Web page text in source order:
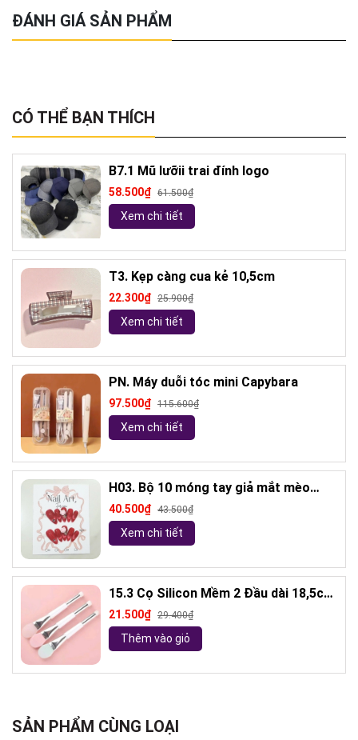
ĐÁNH GIÁ SẢN PHẨM
CÓ THỂ BẠN THÍCH
B7.1 Mũ lưỡii trai đính logo
58.500₫ 61.500₫
Xem chi tiết
T3. Kẹp càng cua kẻ 10,5cm
22.300₫ 25.900₫
Xem chi tiết
PN. Máy duỗi tóc mini Capybara
97.500₫ 115.600₫
Xem chi tiết
H03. Bộ 10 móng tay giả mắt mèo
kèm keo và giũa móng (ngẫu nhiên)
40.500₫ 43.500₫
Xem chi tiết
15.3 Cọ Silicon Mềm 2 Đầu dài 18,5cm
( ngẫu nhiên)
21.500₫ 29.400₫
Thêm vào giỏ
SẢN PHẨM CÙNG LOẠI